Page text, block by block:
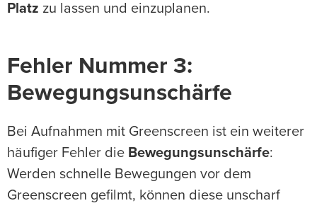
Platz zu lassen und einzuplanen.
Fehler Nummer 3:
Bewegungsunschärfe
Bei Aufnahmen mit Greenscreen ist ein weiterer
häufiger Fehler die Bewegungsunschärfe:
Werden schnelle Bewegungen vor dem
Greenscreen gefilmt, können diese unscharf